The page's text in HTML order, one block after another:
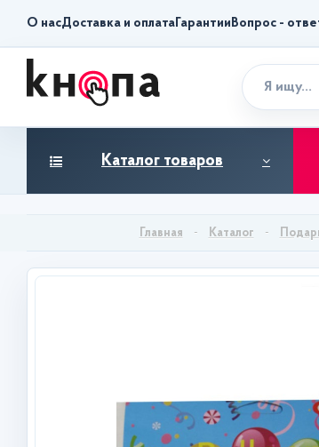
О насДоставка и оплата Гарантии Вопрос -
Каталог товаров
Каталог